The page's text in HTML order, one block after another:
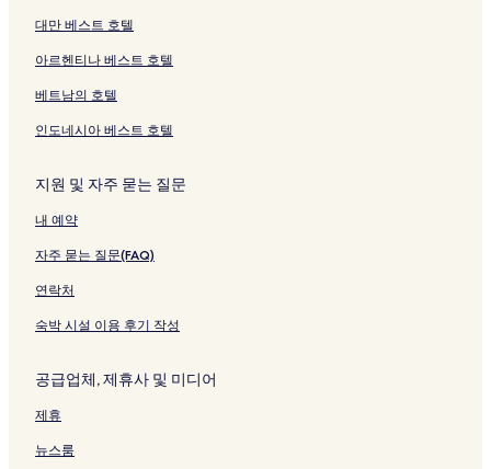
대만 베스트 호텔
아르헨티나 베스트 호텔
베트남의 호텔
인도네시아 베스트 호텔
지원 및 자주 묻는 질문
내 예약
자주 묻는 질문(FAQ)
연락처
숙박 시설 이용 후기 작성
공급업체, 제휴사 및 미디어
제휴
뉴스룸